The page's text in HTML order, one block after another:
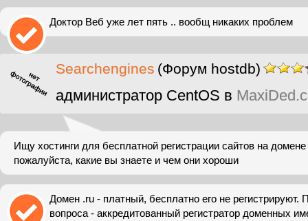
Доктор Веб уже лет пять .. вообщ никаких проблем
Searchengines (Форум hostdb)
администратор CentOS в
Ищу хостинги для бесплатной регистрации сайтов на
пожалуйста, какие вы знаете и чем они хороши
Домен .ru - платный, бесплатно его не регистрируют.
вопроса - аккредитованный регистратор доменных